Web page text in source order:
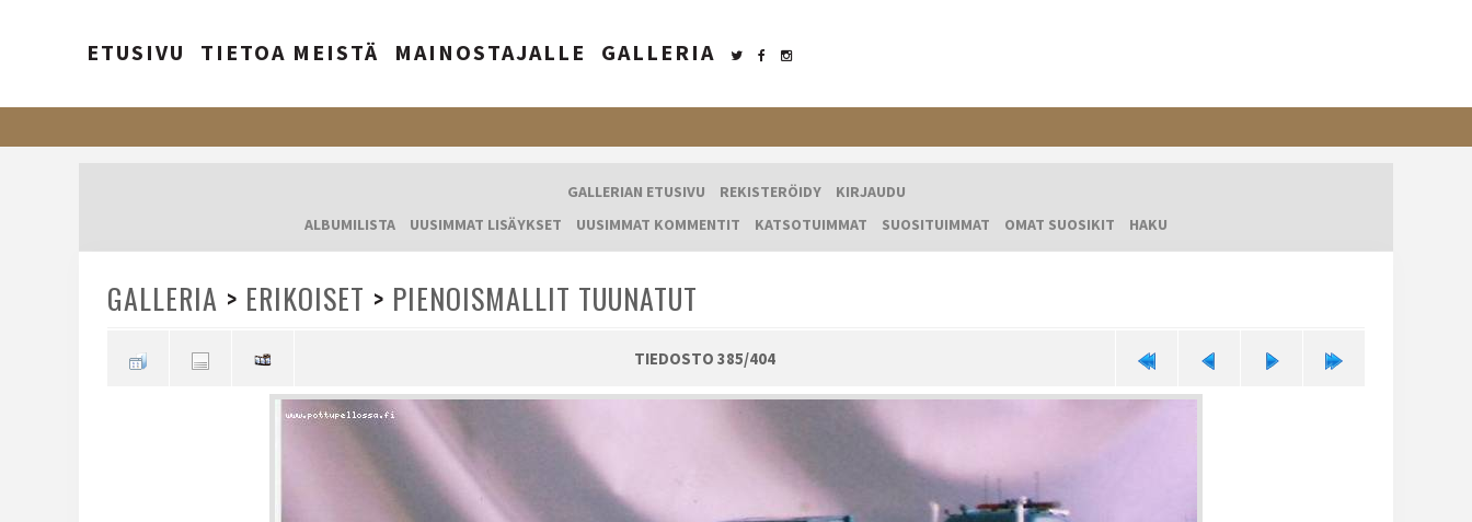
ETUSIVU TIETOA MEISTÄ MAINOSTAJALLE GALLERIA
GALLERIAN ETUSIVU REKISTERÖIDY
KIRJAUDU
ALBUMILISTA
UUSIMMAT LISÄYKSET UUSIMMAT KOMMENTIT KATSOTUIMMAT SUOSITUIMMAT OMAT SUOSIKIT HAKU
GALLERIA > ERIKOISET > PIENOISMALLIT TUUNATUT
TIEDOSTO 385/404